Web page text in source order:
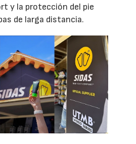
y la protección del pie
de larga distancia.